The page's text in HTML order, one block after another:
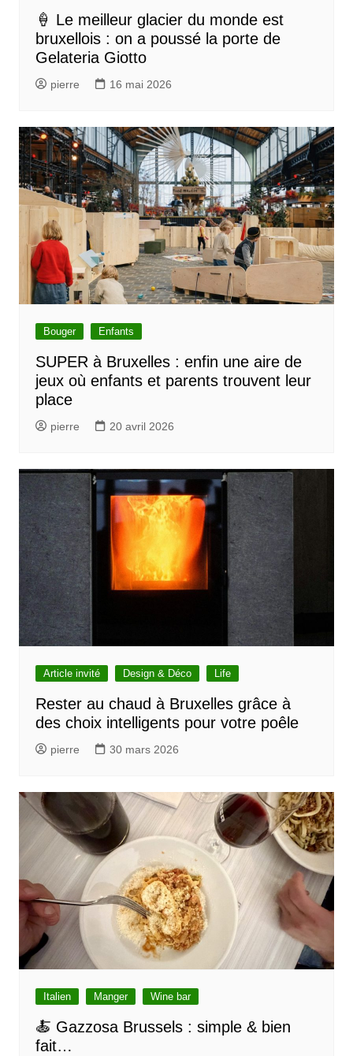
🍦 Le meilleur glacier du monde est
bruxellois : on a poussé la porte de
Gelateria Giotto
pierre 16 mai 2026
Bouger Enfants
SUPER à Bruxelles : enfin une aire de
jeux où enfants et parents trouvent leur
place
pierre 20 avril 2026
Article invité Design & Déco Life
Rester au chaud à Bruxelles grâce à
des choix intelligents pour votre poêle
pierre 30 mars 2026
Italien Manger Wine bar
🍝 Gazzosa Brussels : simple & bien
fait…